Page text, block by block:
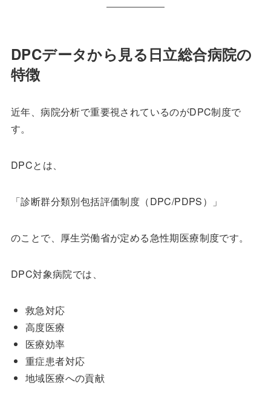
DPCデータから見る日立総合病院の
特徴
近年、病院分析で重要視されているのがDPC制度で
す。
DPCとは、
「診断群分類別包括評価制度（DPC/PDPS）」
のことで、厚生労働省が定める急性期医療制度です。
DPC対象病院では、
救急対応
高度医療
医療効率
重症患者対応
地域医療への貢献